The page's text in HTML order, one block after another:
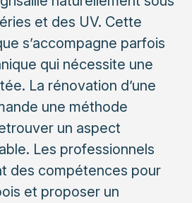
et des UV. Cette
s’accompagne parfois
qui nécessite une
La rénovation d’une
une méthode
un aspect
Les professionnels
des compétences pour
et proposer un
à un professionnel qualifié